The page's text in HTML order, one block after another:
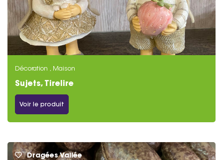
Décoration , Maison
Sujets, Tirelire
Voir le produit
Dragées Vallée